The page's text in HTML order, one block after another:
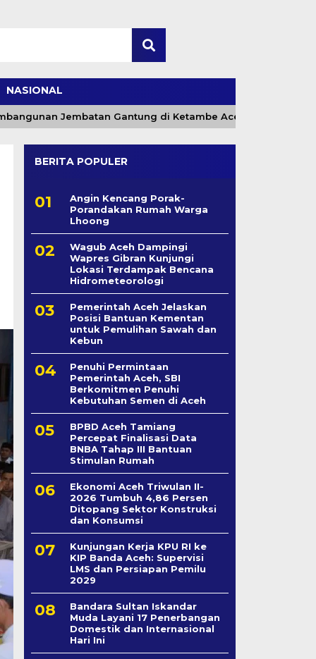
NASIONAL
Jembatan Gantung di Ketambe Aceh Tenggara
BERITA POPULER
Angin Kencang Porak-
Porandakan Rumah Warga
Lhoong
Wagub Aceh Dampingi
Wapres Gibran Kunjungi
Lokasi Terdampak Bencana
Hidrometeorologi
Pemerintah Aceh Jelaskan
Posisi Bantuan Kementan
untuk Pemulihan Sawah dan
Kebun
Penuhi Permintaan
Pemerintah Aceh, SBI
Berkomitmen Penuhi
Kebutuhan Semen di Aceh
BPBD Aceh Tamiang
Percepat Finalisasi Data
BNBA Tahap III Bantuan
Stimulan Rumah
Ekonomi Aceh Triwulan II-
2026 Tumbuh 4,86 Persen
Ditopang Sektor Konstruksi
dan Konsumsi
Kunjungan Kerja KPU RI ke
KIP Banda Aceh: Supervisi
LMS dan Persiapan Pemilu
2029
Bandara Sultan Iskandar
Muda Layani 17 Penerbangan
Domestik dan Internasional
Hari Ini